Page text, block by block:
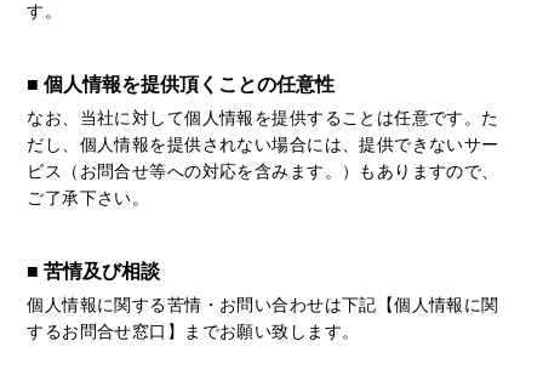
す。
■ 個人情報を提供頂くことの任意性
なお、当社に対して個人情報を提供することは任意です。た
だし、個人情報を提供されない場合には、提供できないサー
ビス（お問合せ等への対応を含みます。）もありますので、
ご了承下さい。
■ 苦情及び相談
個人情報に関する苦情・お問い合わせは下記【個人情報に関
するお問合せ窓口】までお願い致します。